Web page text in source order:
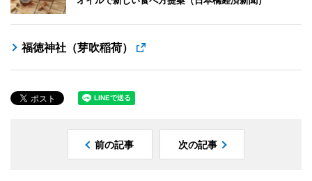
福徳神社（芽吹稲荷）
前の記事 次の記事